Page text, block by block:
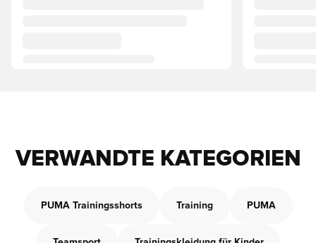
VERWANDTE KATEGORIEN
PUMA Trainingsshorts Training PUMA